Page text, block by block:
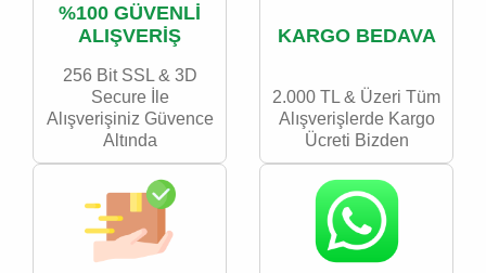
%100 GÜVENLİ
ALIŞVERİŞ
256 Bit SSL & 3D
Secure İle
Alışverişiniz Güvence
Altında
KARGO BEDAVA
2.000 TL & Üzeri Tüm
Alışverişlerde Kargo
Ücreti Bizden